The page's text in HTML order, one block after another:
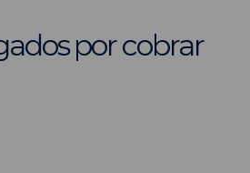
por cobrar